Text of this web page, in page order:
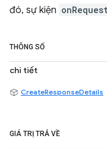
đó, sự kiện
THÔNG SỐ
chi tiết
CreateResponseDetails
GIÁ TRỊ TRẢ VỀ